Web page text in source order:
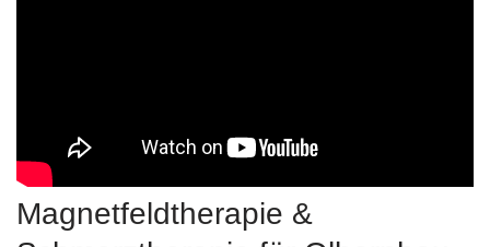
Magnetfeldtherapie &